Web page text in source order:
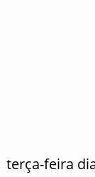
terça-feira